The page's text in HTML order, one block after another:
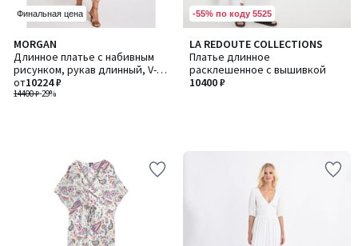
Финальная цена
MORGAN
Длинное платье с набивным
рисунком, рукав длинный, V-
образный вырез
14400 ₽-29%
от10224 ₽
-55% по коду 5525
LA REDOUTE COLLECTIONS
Платье длинное
расклешенное с вышивкой
10400 ₽